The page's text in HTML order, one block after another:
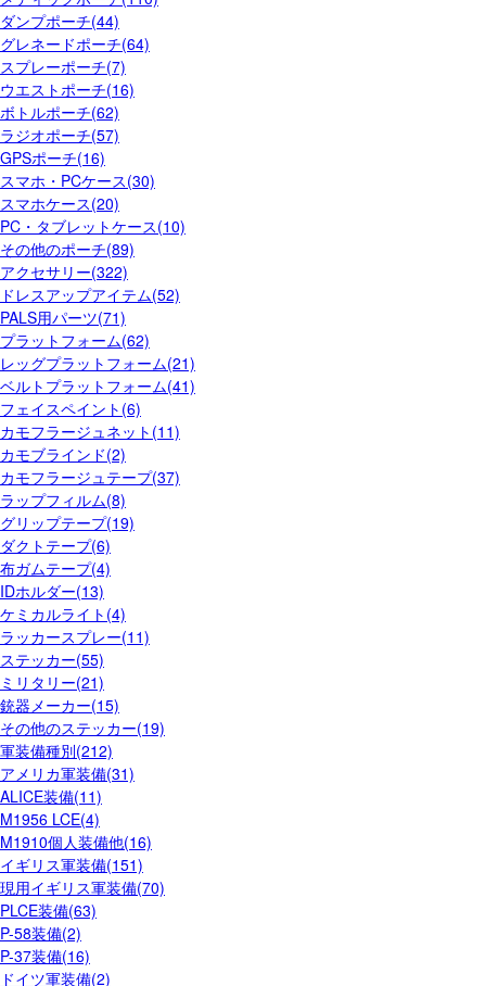
ダンプポーチ(44)
グレネードポーチ(64)
スプレーポーチ(7)
ウエストポーチ(16)
ボトルポーチ(62)
ラジオポーチ(57)
GPSポーチ(16)
スマホ・PCケース(30)
スマホケース(20)
PC・タブレットケース(10)
その他のポーチ(89)
アクセサリー(322)
ドレスアップアイテム(52)
PALS用パーツ(71)
プラットフォーム(62)
レッグプラットフォーム(21)
ベルトプラットフォーム(41)
フェイスペイント(6)
カモフラージュネット(11)
カモブラインド(2)
カモフラージュテープ(37)
ラップフィルム(8)
グリップテープ(19)
ダクトテープ(6)
布ガムテープ(4)
IDホルダー(13)
ケミカルライト(4)
ラッカースプレー(11)
ステッカー(55)
ミリタリー(21)
銃器メーカー(15)
その他のステッカー(19)
軍装備種別(212)
アメリカ軍装備(31)
ALICE装備(11)
M1956 LCE(4)
M1910個人装備他(16)
イギリス軍装備(151)
現用イギリス軍装備(70)
PLCE装備(63)
P-58装備(2)
P-37装備(16)
ドイツ軍装備(2)